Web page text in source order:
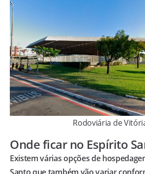
Rodoviária de
Onde ficar no Espírito
Existem várias opções de
Santo que também vão variar